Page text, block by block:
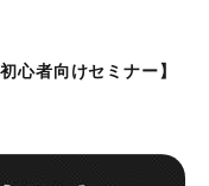
心者向けセミナー】